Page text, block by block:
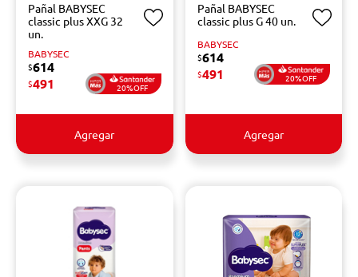
Pañal BABYSEC
classic plus XXG 32
un.
BABYSEC
$614
$491 20%OFF
Agregar
Pañal BABYSEC
classic plus G 40 un.
BABYSEC
$614
$491 20%OFF
Agregar